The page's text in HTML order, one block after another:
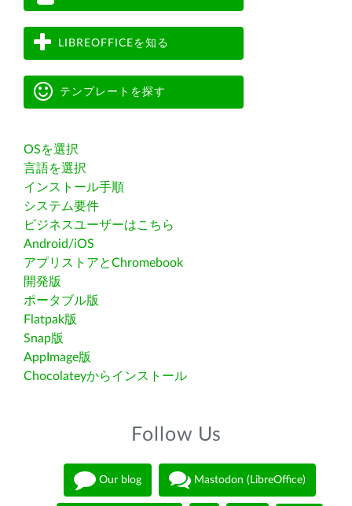
LIBREOFFICEを知る
テンプレートを探す
OSを選択
言語を選択
インストール手順
システム要件
ビジネスユーザーはこちら
Android/iOS
アプリストアとChromebook
開発版
ポータブル版
Flatpak版
Snap版
AppImage版
Chocolateyからインストール
Follow Us
Our blog Mastodon (LibreOffice)